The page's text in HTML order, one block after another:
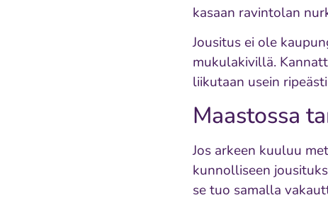
kasaan ravintolan
Jousitus ei ole
mukulakivillä.
liikutaan usein
Maastossa
Jos arkeen kuuluu
kunnolliseen
se tuo samalla